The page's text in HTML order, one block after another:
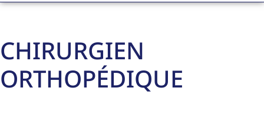
CHIRURGIEN
ORTHOPÉDIQUE